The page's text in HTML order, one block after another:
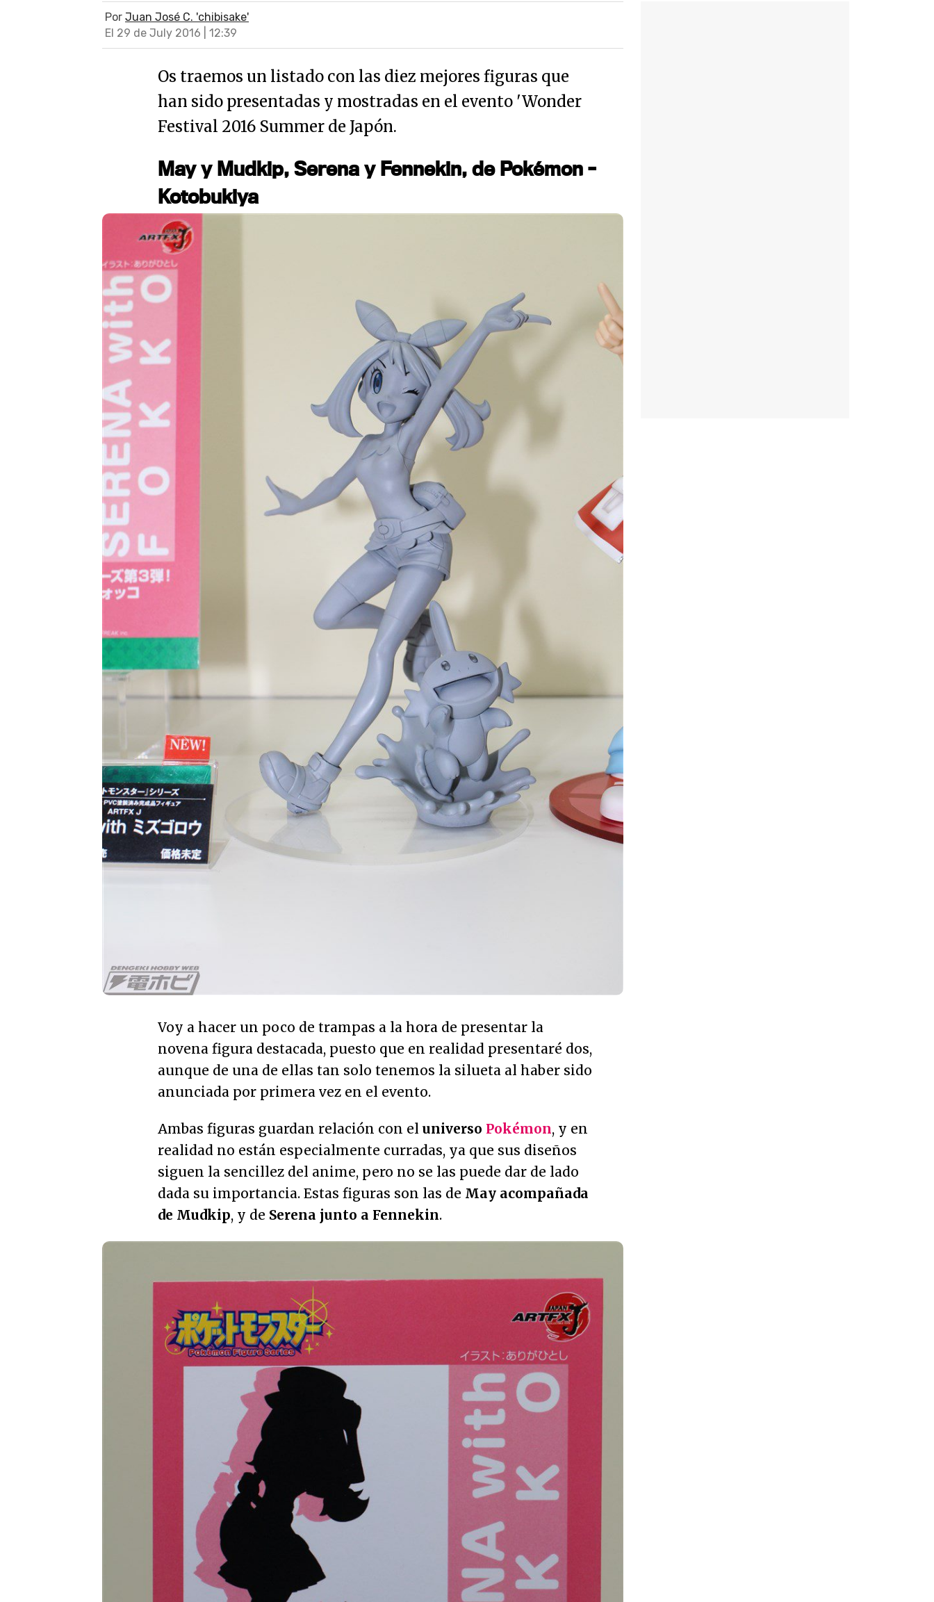
Por Juan José C. 'chibisake'
El 29 de July 2016 | 12:39
Os traemos un listado con las diez mejores figuras que
han sido presentadas y mostradas en el evento 'Wonder
Festival 2016 Summer de Japón.
May y Mudkip, Serena y Fennekin, de Pokémon -
Kotobukiya
Voy a hacer un poco de trampas a la hora de presentar la
novena figura destacada, puesto que en realidad presentaré dos,
aunque de una de ellas tan solo tenemos la silueta al haber sido
anunciada por primera vez en el evento.
Ambas figuras guardan relación con el universo Pokémon, y en
realidad no están especialmente curradas, ya que sus diseños
siguen la sencillez del anime, pero no se las puede dar de lado
dada su importancia. Estas figuras son las de May acompañada
de Mudkip, y de Serena junto a Fennekin.